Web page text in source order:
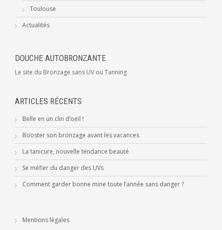
Toulouse
Actualités
DOUCHE AUTOBRONZANTE
Le site du Bronzage sans UV ou Tanning
ARTICLES RÉCENTS
Belle en un clin d’oeil !
Booster son bronzage avant les vacances
La tanicure, nouvelle tendance beauté
Se méfier du danger des UVs
Comment garder bonne mine toute l’année sans danger ?
Mentions légales